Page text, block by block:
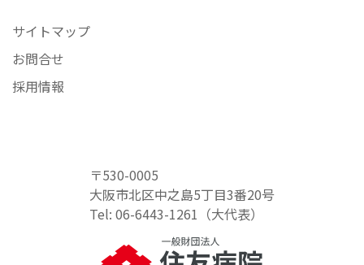
サイトマップ
お問合せ
採用情報
〒530-0005
大阪市北区中之島5丁目3番20号
Tel: 06-6443-1261（大代表）